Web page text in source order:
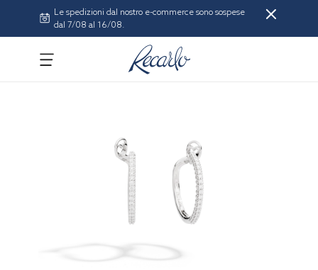
Le spedizioni dal nostro e-commerce sono sospese
dal 7/08 al 16/08.